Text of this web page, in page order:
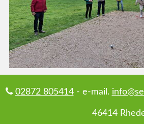
02872 805414- e-mail.
46414